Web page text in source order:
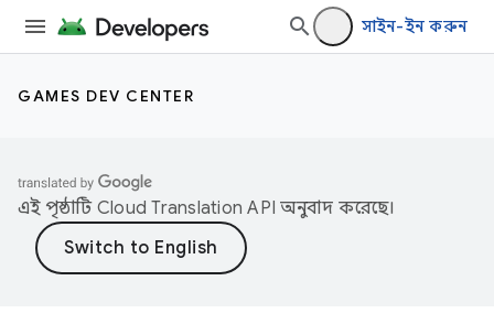
সাইন-ইন করুন
GAMES DEV CENTER
এই পৃষ্ঠাটি Cloud Translation API অনুবাদ করেছে।